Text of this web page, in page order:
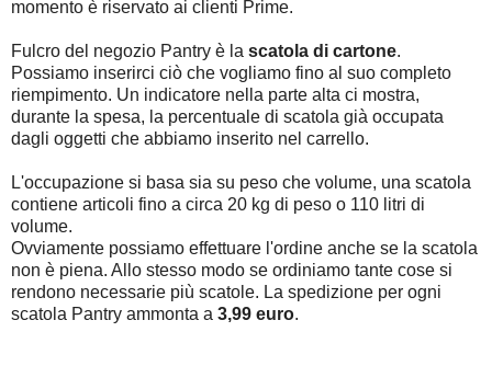
momento è riservato ai clienti Prime.
Fulcro del negozio Pantry è la scatola di cartone.
Possiamo inserirci ciò che vogliamo fino al suo completo
riempimento. Un indicatore nella parte alta ci mostra,
durante la spesa, la percentuale di scatola già occupata
dagli oggetti che abbiamo inserito nel carrello.
L'occupazione si basa sia su peso che volume, una scatola
contiene articoli fino a circa 20 kg di peso o 110 litri di
volume.
Ovviamente possiamo effettuare l'ordine anche se la scatola
non è piena. Allo stesso modo se ordiniamo tante cose si
rendono necessarie più scatole. La spedizione per ogni
scatola Pantry ammonta a 3,99 euro.